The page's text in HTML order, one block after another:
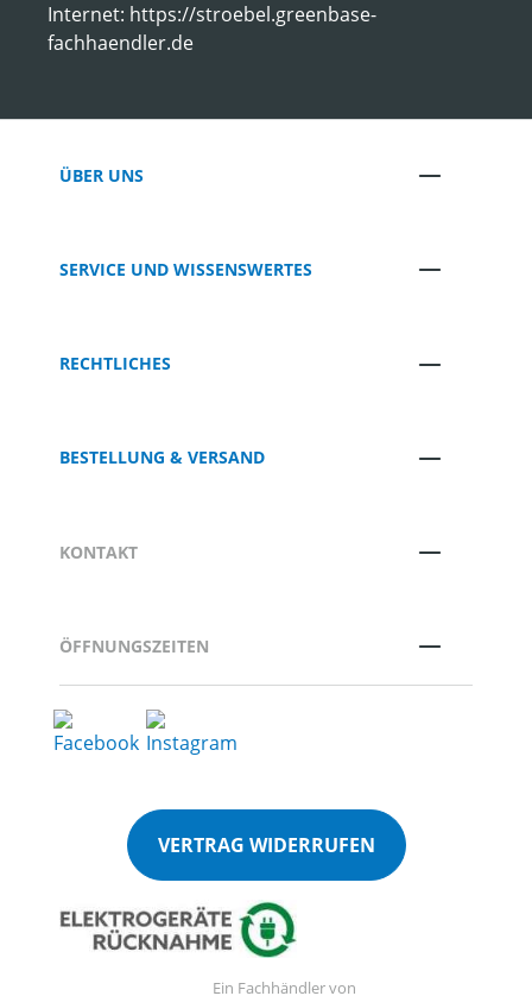
Internet: https://stroebel.greenbase-
fachhaendler.de
ÜBER UNS
SERVICE UND WISSENSWERTES
RECHTLICHES
BESTELLUNG & VERSAND
KONTAKT
ÖFFNUNGSZEITEN
VERTRAG WIDERRUFEN
Ein Fachhändler von